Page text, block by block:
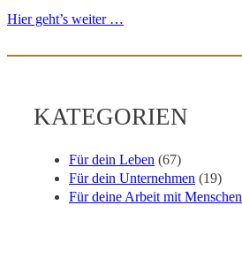
Hier geht’s weiter …
KATEGORIEN
Für dein Leben (67)
Für dein Unternehmen (19)
Für deine Arbeit mit Menschen